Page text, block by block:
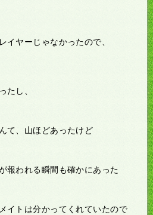
イヤーじゃなかったので、
たし、
て、山ほどあったけど
報われる瞬間も確かにあった
イトは分かってくれていたので